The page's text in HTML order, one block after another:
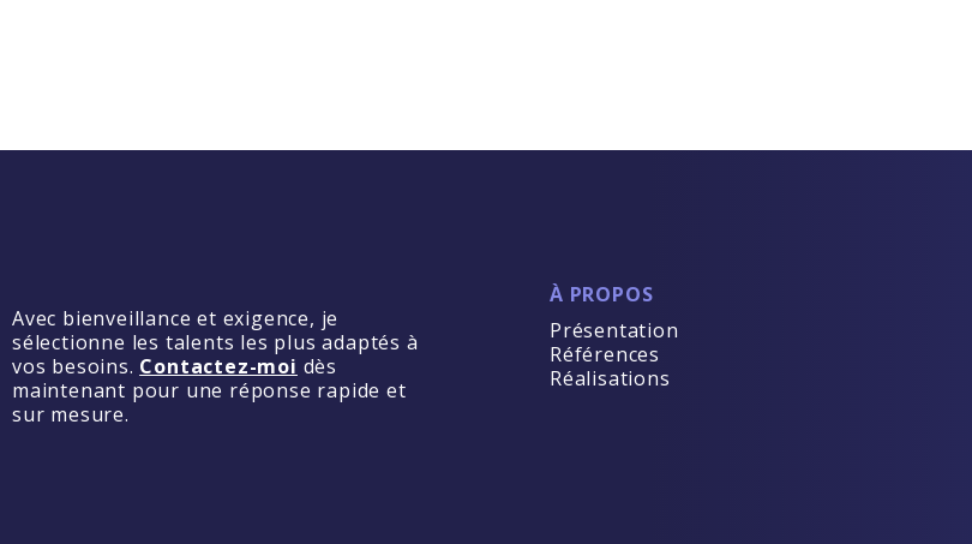
Avec bienveillance et exigence, je
sélectionne les talents les plus adaptés à
vos besoins. Contactez-moi dès
maintenant pour une réponse rapide et
sur mesure.
À PROPOS
Présentation
Références
Réalisations